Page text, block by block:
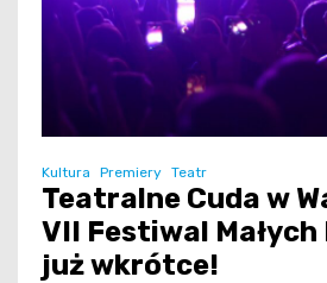
Kultura Premiery Teatr
Teatralne Cuda w
VII Festiwal
już wkrótce!